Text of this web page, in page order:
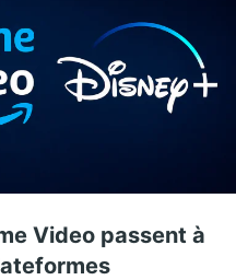
Video passent à